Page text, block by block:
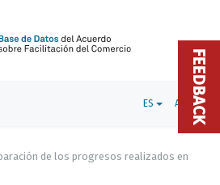
ES ADMIN
de los progresos realizados en
FEEDBACK